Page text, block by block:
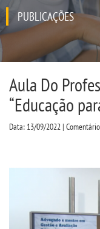
QUEM SOMOS
INFRAESTRUTURA
BIBLIOTECA
CPA
CURSOS
PUBLICAÇÕES
Aula Do
“Educação
Data: 13/09/2022 | Comentário